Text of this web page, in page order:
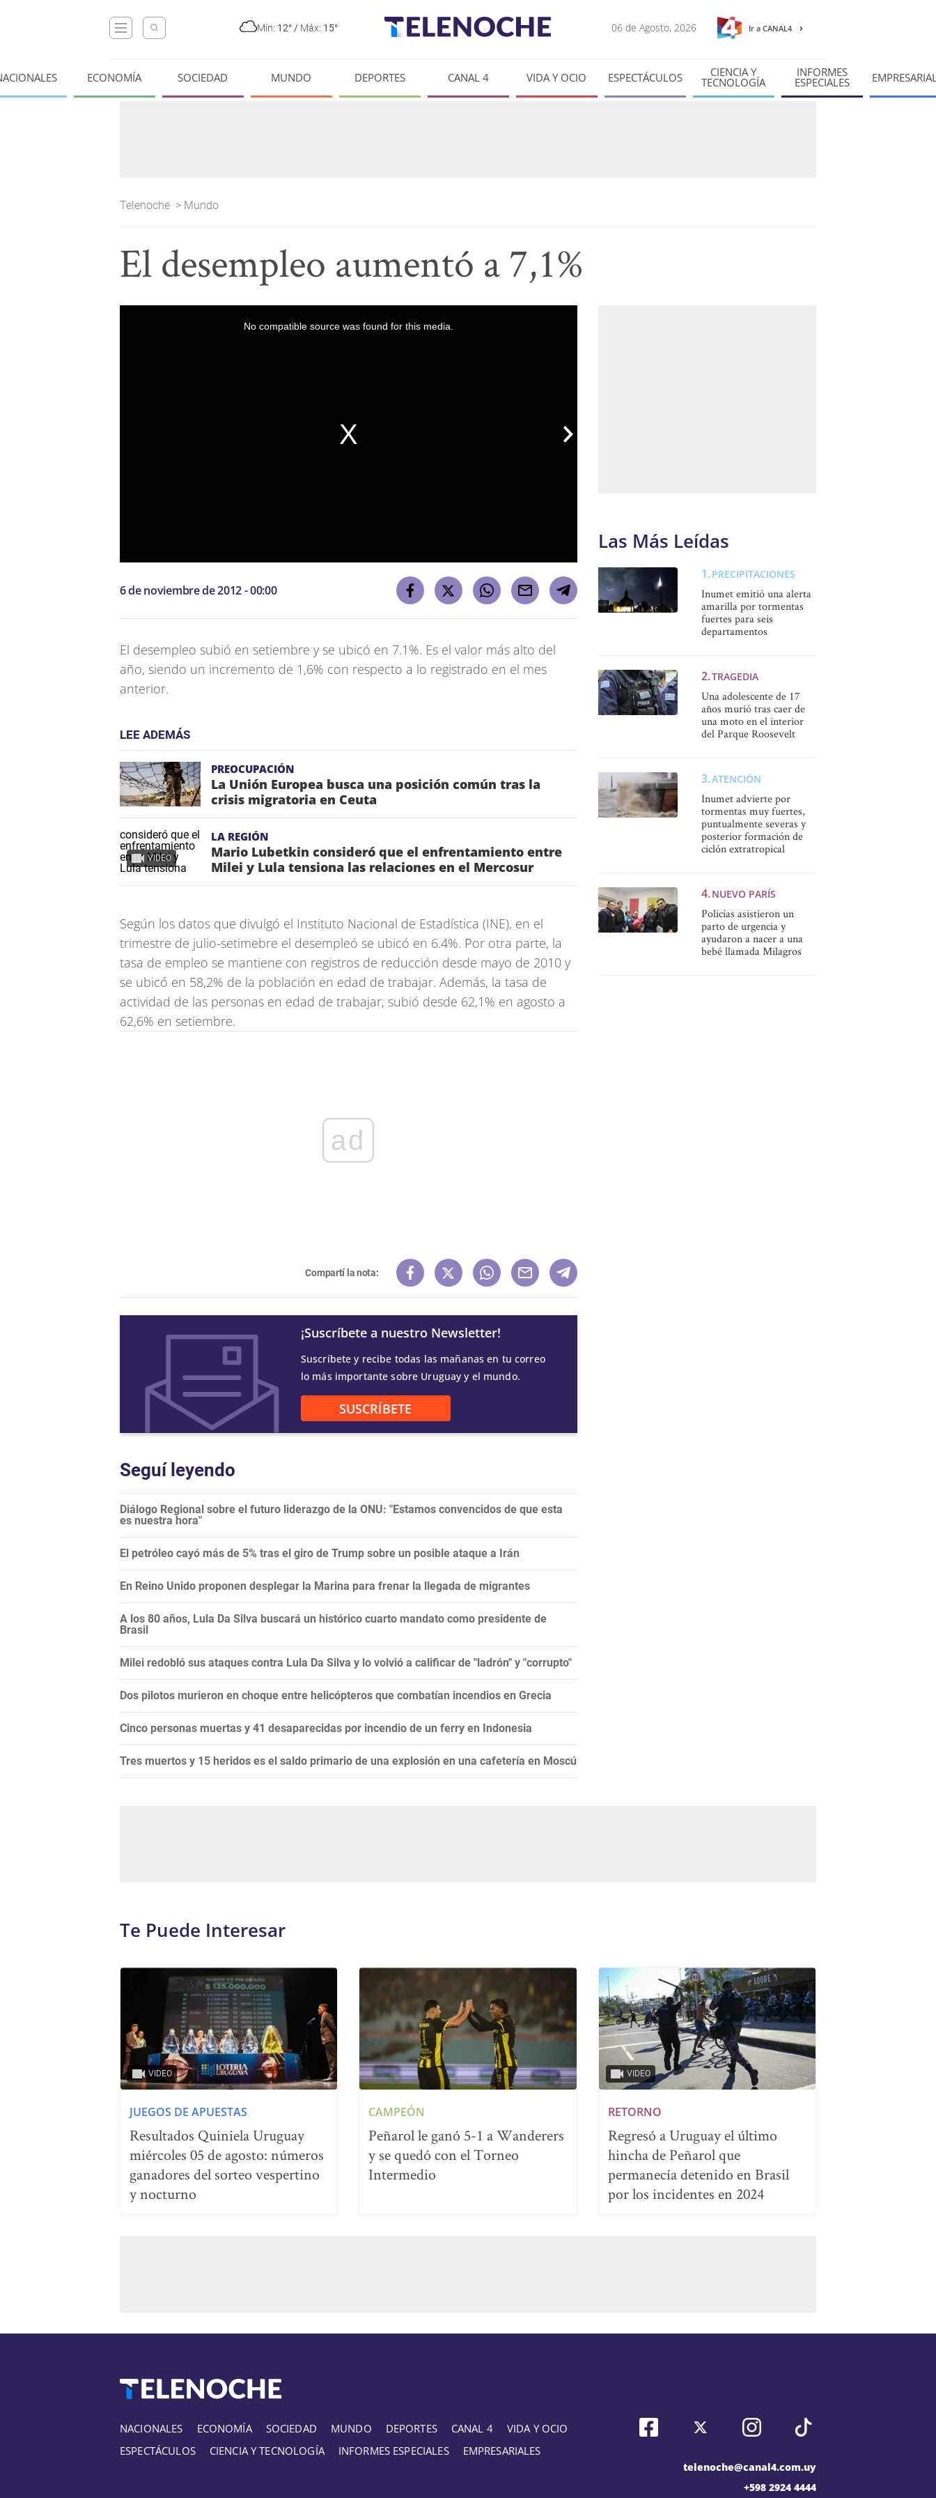
Mín: 12° / Máx: 15° 06 de Agosto, 2026 Ir a CANAL4
ECONOMÍA SOCIEDAD MUNDO DEPORTES CANAL 4 VIDA Y OCIO ESPECTÁCULOS CIENCIA Y
TECNOLOGÍA
INFORMES
ESPECIALES
Telenoche > Mundo
El desempleo aumentó a 7,1%
No compatible source was found for this media.
6 de noviembre de 2012 - 00:00
El desempleo subió en setiembre y se ubicó en 7.1%. Es el valor más alto del
año, siendo un incremento de 1,6% con respecto a lo registrado en el mes
anterior.
LEE ADEMÁS
PREOCUPACIÓN
La Unión Europea busca una posición común tras la
crisis migratoria en Ceuta
VIDEO
LA REGIÓN
Mario Lubetkin consideró que el enfrentamiento entre
Milei y Lula tensiona las relaciones en el Mercosur
Según los datos que divulgó el Instituto Nacional de Estadística (INE), en el
trimestre de julio-setimebre el desempleó se ubicó en 6.4%. Por otra parte, la
tasa de empleo se mantiene con registros de reducción desde mayo de 2010 y
se ubicó en 58,2% de la población en edad de trabajar. Además, la tasa de
actividad de las personas en edad de trabajar, subió desde 62,1% en agosto a
62,6% en setiembre.
ad
Compartí la nota:
¡Suscríbete a nuestro Newsletter!
Suscríbete y recibe todas las mañanas en tu correo
lo más importante sobre Uruguay y el mundo.
SUSCRÍBETE
Seguí leyendo
Diálogo Regional sobre el futuro liderazgo de la ONU: "Estamos convencidos de que esta
es nuestra hora"
El petróleo cayó más de 5% tras el giro de Trump sobre un posible ataque a Irán
En Reino Unido proponen desplegar la Marina para frenar la llegada de migrantes
A los 80 años, Lula Da Silva buscará un histórico cuarto mandato como presidente de
Brasil
Milei redobló sus ataques contra Lula Da Silva y lo volvió a calificar de "ladrón" y "corrupto"
Dos pilotos murieron en choque entre helicópteros que combatían incendios en Grecia
Cinco personas muertas y 41 desaparecidas por incendio de un ferry en Indonesia
Tres muertos y 15 heridos es el saldo primario de una explosión en una cafetería en Moscú
Las Más Leídas
PRECIPITACIONES
Inumet emitió una alerta
amarilla por tormentas
fuertes para seis
departamentos
TRAGEDIA
Una adolescente de 17
años murió tras caer de
una moto en el interior
del Parque Roosevelt
ATENCIÓN
Inumet advierte por
tormentas muy fuertes,
puntualmente severas y
posterior formación de
ciclón extratropical
NUEVO PARÍS
Policías asistieron un
parto de urgencia y
ayudaron a nacer a una
bebé llamada Milagros
Te Puede Interesar
VIDEO
JUEGOS DE APUESTAS
Resultados Quiniela Uruguay
miércoles 05 de agosto: números
ganadores del sorteo vespertino
y nocturno
CAMPEÓN
Peñarol le ganó 5-1 a Wanderers
y se quedó con el Torneo
Intermedio
VIDEO
RETORNO
Regresó a Uruguay el último
hincha de Peñarol que
permanecía detenido en Brasil
por los incidentes en 2024
NACIONALES ECONOMÍA SOCIEDAD MUNDO DEPORTES CANAL 4
VIDA Y OCIO
ESPECTÁCULOS
CIENCIA Y TECNOLOGÍA INFORMES ESPECIALES EMPRESARIALES
telenoche@canal4.com.uy
+598 2924 4444